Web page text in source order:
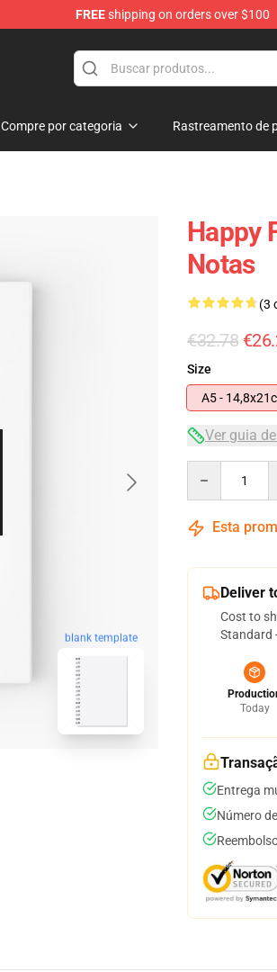
FREEshipping on orders over $100
Compre por categoria Rastreamento de
blank template
Happy
Notas
(3
€32.78
Size
A5 -
Ver guia
Esta
Deliver
Cost to
Standard
Today
Entrega
Número